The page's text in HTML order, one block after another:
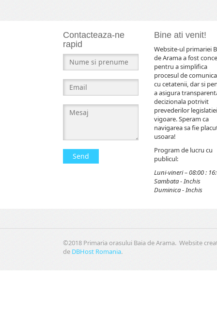
Contacteaza-ne
rapid
Send
Bine ati venit!
Website-ul primariei
de Arama a fost
pentru a simplifica
procesul de
cu cetatenii, dar si
a asigura
decizionala potrivit
prevederilor
vigoare. Speram ca
navigarea sa fie
usoara!
Program de lucru cu
publicul:
Luni-vineri – 08:00 :
Sambata - Inchis
Duminica - Inchis
©2018 Primaria orasului Baia de Arama. Website
de DBHost Romania.